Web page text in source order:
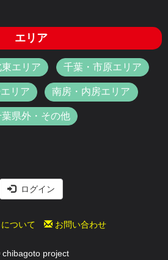
エリア
東エリア 千葉・市原エリア
リア 南房・内房エリア
葉県外・その他
ログイン
ついて お問い合わせ
project